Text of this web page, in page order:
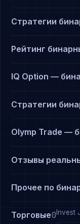
Стратегии
Рейтинг
IQ Option —
Стратегии
Olymp Trade —
Отзывы
Прочее по
Торговые0 Invest